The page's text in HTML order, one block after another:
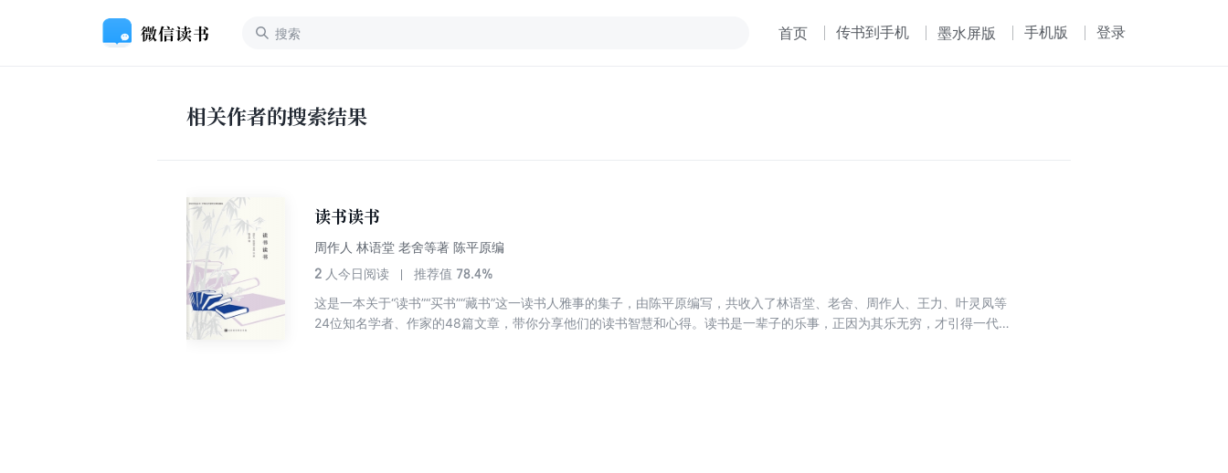
首页 传书到手机 墨水屏版 手机版 登录
相关作者的搜索结果
读书读书
周作人 林语堂 老舍等著 陈平原编
2 人今日阅读 推荐值 78.4%
这是一本关于“读书”“买书”“藏书”这一读书人雅事的集子，由陈平原编写，共收入了林语堂、老舍、周作人、王力、叶灵凤等
24位知名学者、作家的48篇文章，带你分享他们的读书智慧和心得。读书是一辈子的乐事，正因为其乐无穷，才引得一代代